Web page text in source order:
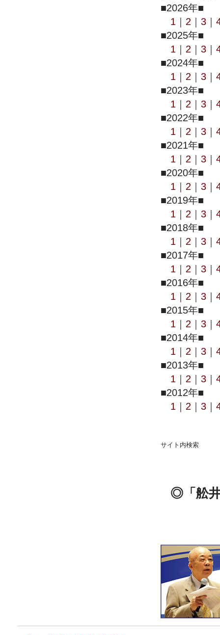
■2026年■
1
2 3
■2025年■
1
2 3
■2024年■
1
2 3
■2023年■
1
2 3
■2022年■
1
2 3
■2021年■
1
2 3
■2020年■
1
2 3
■2019年■
1
2 3
■2018年■
1
2 3
■2017年■
1
2 3
■2016年■
1
2 3
■2015年■
1
2 3
■2014年■
1
2 3
■2013年■
1
2 3
■2012年■
1
2 3
サイト内検索
◎「舩